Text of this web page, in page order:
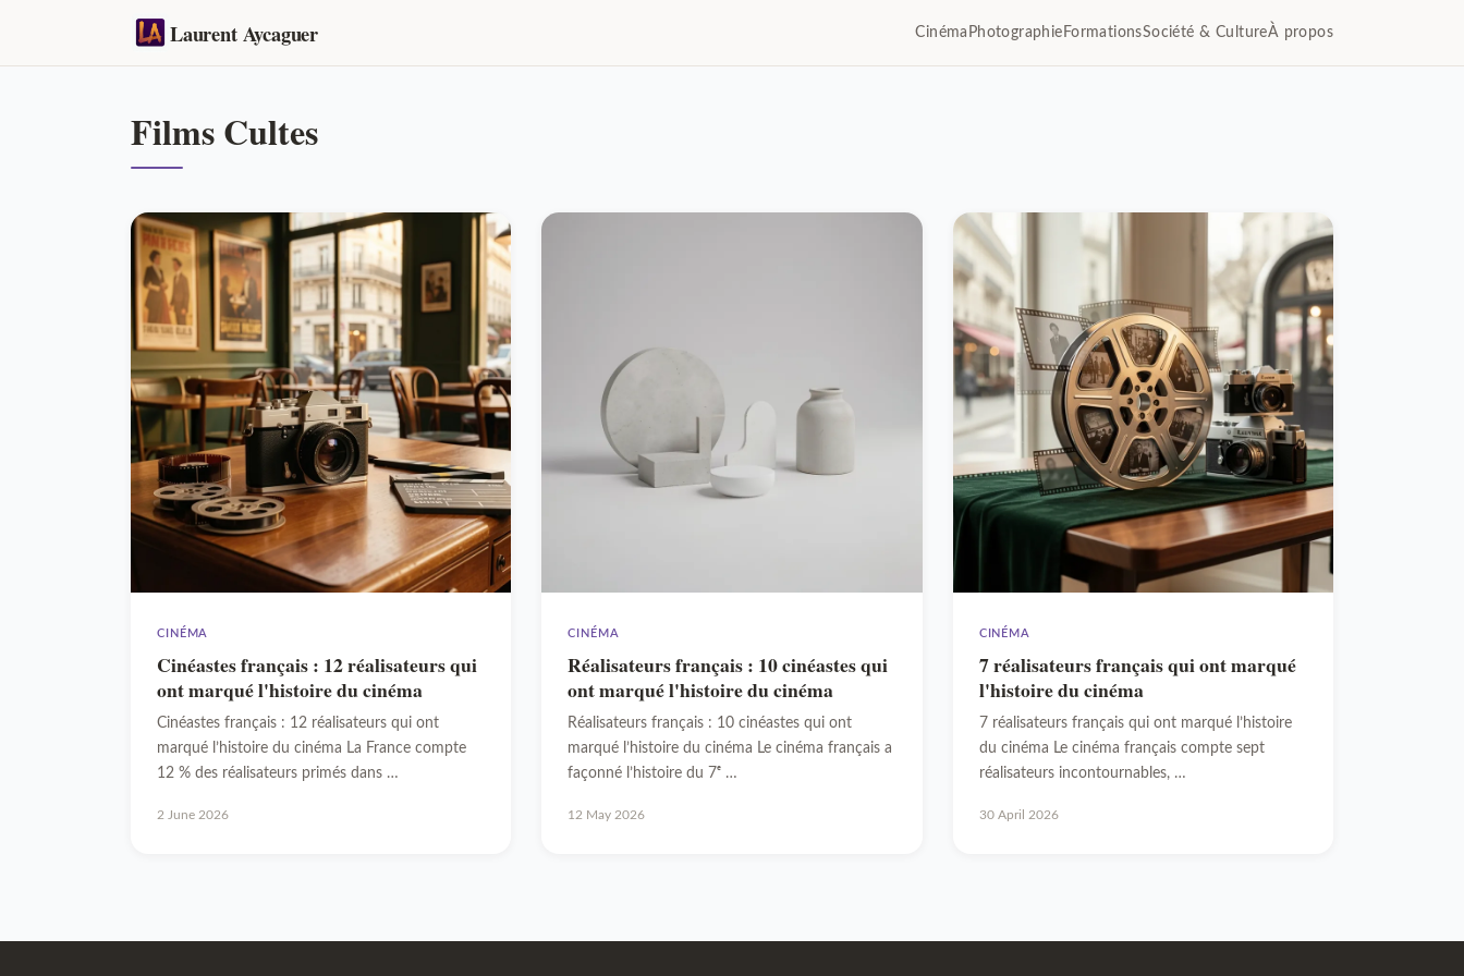
Laurent Aycaguer Cinéma Photographie FormationsSociété & CultureÀ propos
Films Cultes
CINÉMA
Cinéastes français : 12 réalisateurs qui
ont marqué l'histoire du cinéma
Cinéastes français : 12 réalisateurs qui ont
marqué l’histoire du cinéma La France compte
12 % des réalisateurs primés dans …
2 June 2026
CINÉMA
Réalisateurs français : 10 cinéastes qui
ont marqué l'histoire du cinéma
Réalisateurs français : 10 cinéastes qui ont
marqué l’histoire du cinéma Le cinéma français a
façonné l’histoire du 7ᵉ …
12 May 2026
CINÉMA
7 réalisateurs français qui ont marqué
l'histoire du cinéma
7 réalisateurs français qui ont marqué l’histoire
du cinéma Le cinéma français compte sept
réalisateurs incontournables, …
30 April 2026